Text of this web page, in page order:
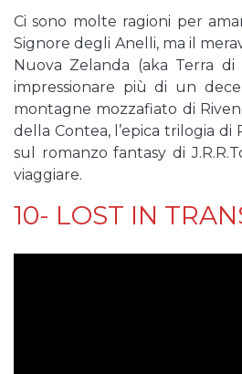
Ci sono molte ragioni per
Signore degli Anelli, ma il
Nuova Zelanda (aka Terra
impressionare più di un
montagne mozzafiato di
della Contea, l’epica trilogia di
sul romanzo fantasy di
viaggiare.
10- LOST IN